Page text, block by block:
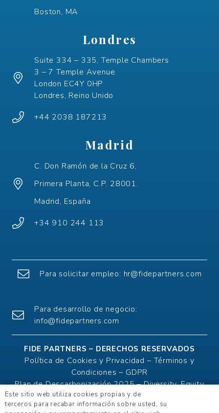
Boston, MA
Londres
Suite 334 – 335, Temple Chambers
3 – 7 Temple Avenue
London EC4Y 0HP
Londres, Reino Unido
+44 2038 187213
Madrid
C. Don Ramón de la Cruz 6,
Primera Planta, C.P. 28001.
Madrid, España
+34 910 244 113
Para solicitar empleo: hr@fidepartners.com
Para desarrollo de negocio:
info@fidepartners.com
FIDE PARTNERS – DERECHOS RESERVADOS
Política de Cookies y Privacidad – Términos y
Condiciones – GDPR
Plan de Descarbonización 2025 – Diversity, Equity
and Inclusion policy + Modern Slavery Statement –
Environmental policy
Este sitio web utiliza cookies propias y de
terceros para recabar información sobre usted, su